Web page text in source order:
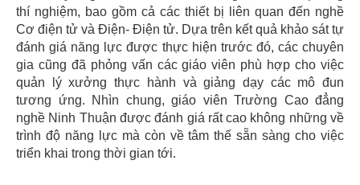
thí nghiệm, bao gồm cả các thiết bị liên quan đến nghề
Cơ điện tử và Điện- Điện tử. Dựa trên kết quả khảo sát tự
đánh giá năng lực được thực hiện trước đó, các chuyên
gia cũng đã phỏng vấn các giáo viên phù hợp cho việc
quản lý xưởng thực hành và giảng dạy các mô đun
tương ứng. Nhìn chung, giáo viên Trường Cao đẳng
nghề Ninh Thuận được đánh giá rất cao không những về
trình độ năng lực mà còn về tâm thế sẵn sàng cho việc
triển khai trong thời gian tới.